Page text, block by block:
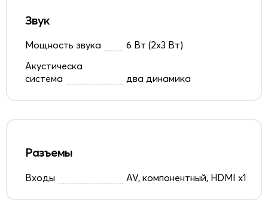
Звук
Мощность звука
6 Вт (2х3 Вт)
Акустическа
система
два динамика
Разъемы
Входы AV, компонентный, HDMI x1